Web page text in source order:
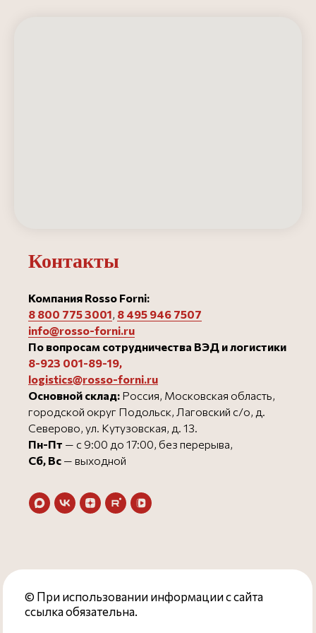
Контакты
Компания Rosso Forni:
8 800 775 3001, 8 495 946 7507
info@rosso-forni.ru
По вопросам сотрудничества ВЭД и логистики
8-923 001-89-19,
logistics@rosso-forni.ru
Основной склад: Россия, Московская область,
городской округ Подольск, Лаговский с/о, д.
Северово, ул. Кутузовская, д. 13.
Пн-Пт — с 9:00 до 17:00, без перерыва,
Сб, Вс — выходной